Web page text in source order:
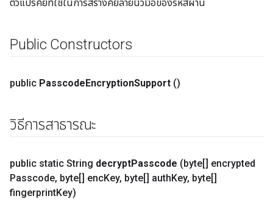
ตัวแปรคีย์ที่ใช้ในการสร้างคีย์ลายนิ้วมือของรหัสผ่าน
Public Constructors
public PasscodeEncryptionSupport ()
วิธีการสาธารณะ
public static String decryptPasscode (byte[] encrypted
Passcode, byte[] encKey, byte[] authKey, byte[]
fingerprintKey)